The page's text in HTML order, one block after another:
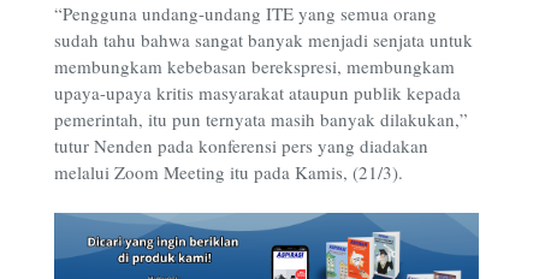
“Pengguna undang-undang ITE yang semua orang
sudah tahu bahwa sangat banyak menjadi senjata untuk
membungkam kebebasan berekspresi, membungkam
upaya-upaya kritis masyarakat ataupun publik kepada
pemerintah, itu pun ternyata masih banyak dilakukan,”
tutur Nenden pada konferensi pers yang diadakan
melalui Zoom Meeting itu pada Kamis, (21/3).